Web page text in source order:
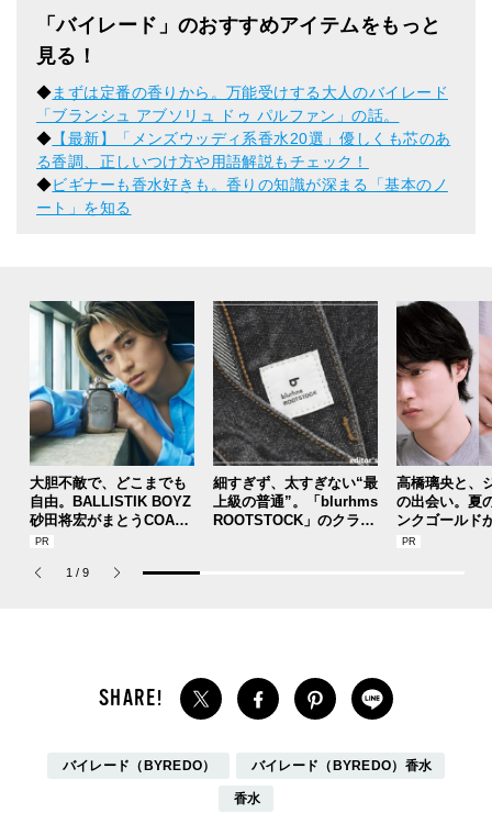
「バイレード」のおすすめアイテムをもっと
見る！
◆まずは定番の香りから。万能受けする大人のバイレード
「ブランシュ アブソリュ ドゥ パルファン」の話。
◆ 【最新】「メンズウッディ系香水20選」優しくも芯のあ
る香調、正しいつけ方や用語解説もチェック！
◆ビギナーも香水好きも。香りの知識が深まる「基本のノ
ート」を知る
大胆不敵で、どこまでも
自由。BALLISTIK BOYZ
砂田将宏がまとうCOACH
の新作フレグランス「コ
パルファム」
細すぎず、太すぎない“最
上級の普通”。「blurhms
ROOTSTOCK」のクラシ
高橋璃央と、
の出会い。夏
ンクゴールド
SUMMER
1 / 9
バイレード（BYREDO） バイレード（BYREDO）香水
香水